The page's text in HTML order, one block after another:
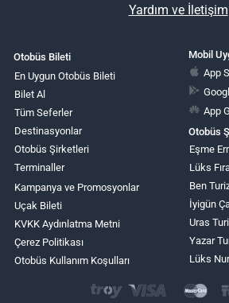
Yardım ve İletişim
Otobüs Bileti
En Uygun Otobüs Bileti
Bilet Al
Tüm Seferler
Destinasyonlar
Otobüs Şirketleri
Terminaller
Kampanya ve Promosyonlar
Uçak Bileti
KVKK Aydınlatma Metni
Çerez Politikası
Otobüs Kullanım Koşulları
Mobil
App
App
Otobüs
Eşme
Lüks
Ben
İyigün
Uras
Yazar
Lüks